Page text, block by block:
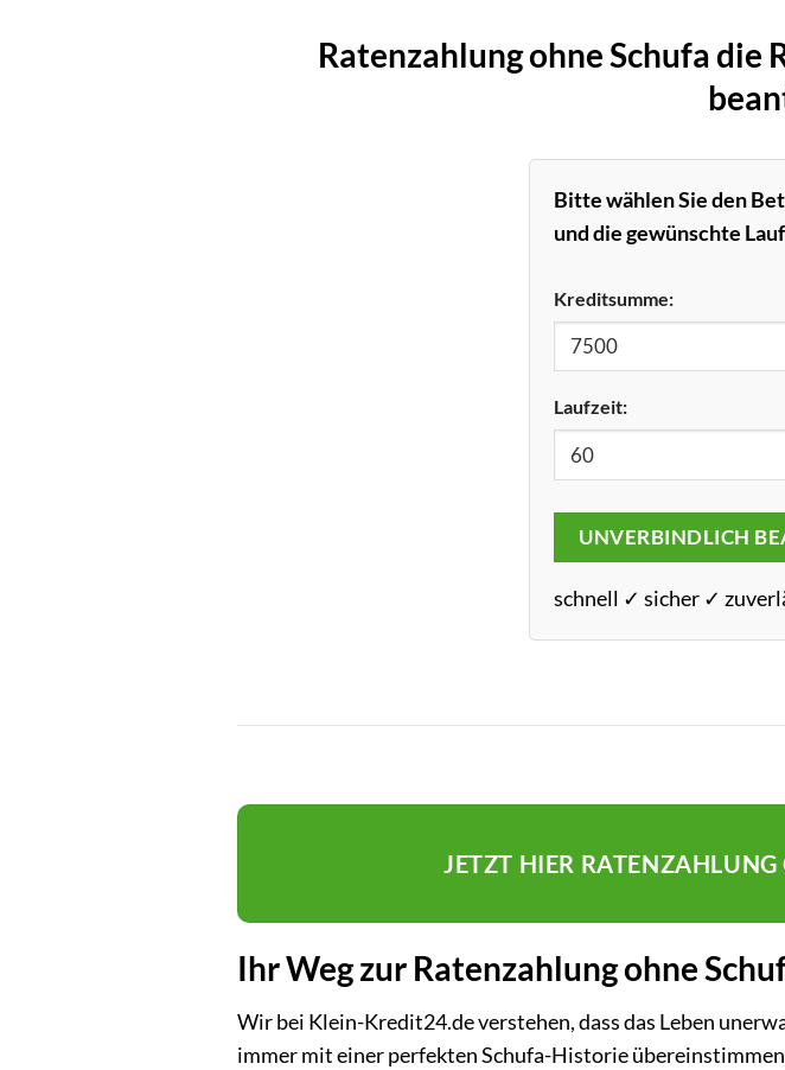
Ratenzahlung ohne Schufa
Bitte wählen Sie den
und die gewünschte
Kreditsumme:
Laufzeit:
UNVERBINDLICH
schnell ✓ sicher ✓
JETZT HIER
Ihr Weg zur Ratenzahlung ohne
Wir bei Klein-Kredit24.de verstehen, dass das Leben
immer mit einer perfekten Schufa-Historie